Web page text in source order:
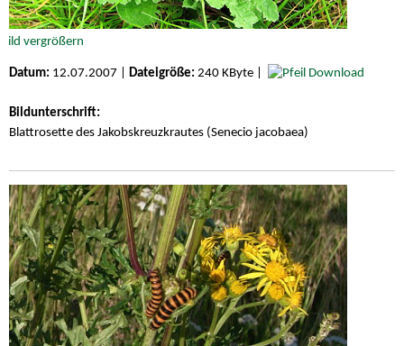
Datum: 12.07.2007 | Dateigröße: 240 KByte | Download
Bildunterschrift:
Blattrosette des Jakobskreuzkrautes (Senecio jacobaea)